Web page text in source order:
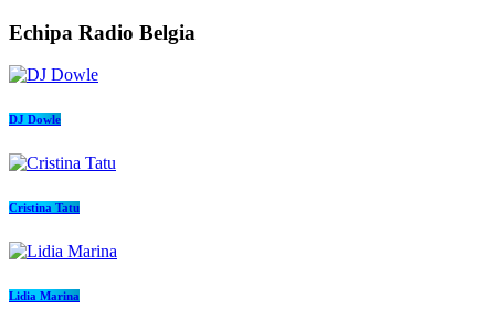
Echipa Radio Belgia
DJ Dowle
Cristina Tatu
Lidia Marina